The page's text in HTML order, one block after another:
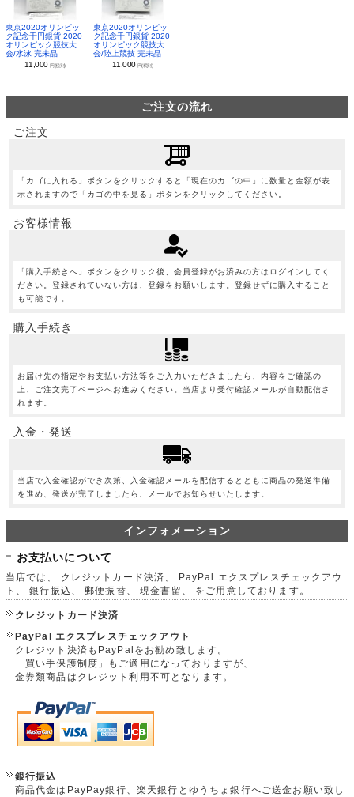
東京2020オリンピッ
ク記念千円銀貨 2020
オリンピック競技大
会/水泳 完未品
11,000円(税別)
東京2020オリンピッ
ク記念千円銀貨 2020
オリンピック競技大
会/陸上競技 完未品
11,000 円(税別)
ご注文の流れ
ご注文
「カゴに入れる」ボタンをクリックすると「現在のカゴの中」に数量と金額が表
示されますので「カゴの中を見る」ボタンをクリックしてください。
お客様情報
「購入手続きへ」ボタンをクリック後、会員登録がお済みの方はログインしてく
ださい。登録されていない方は、登録をお願いします。登録せずに購入すること
も可能です。
購入手続き
お届け先の指定やお支払い方法等をご入力いただきましたら、内容をご確認の
上、ご注文完了ページへお進みください。当店より受付確認メールが自動配信さ
れます。
入金・発送
当店で入金確認ができ次第、入金確認メールを配信するとともに商品の発送準備
を進め、発送が完了しましたら、メールでお知らせいたします。
インフォメーション
お支払いについて
当店では、 クレジットカード決済、 PayPal エクスプレスチェックアウ
ト、 銀行振込、 郵便振替、 現金書留、 をご用意しております。
クレジットカード決済
PayPal エクスプレスチェックアウト
クレジット決済もPayPalをお勧め致します。
「買い手保護制度」もご適用になっておりますが、
金券類商品はクレジット利用不可となります。
銀行振込
商品代金はPayPay銀行、楽天銀行とゆうちょ銀行へご送金お願い致し